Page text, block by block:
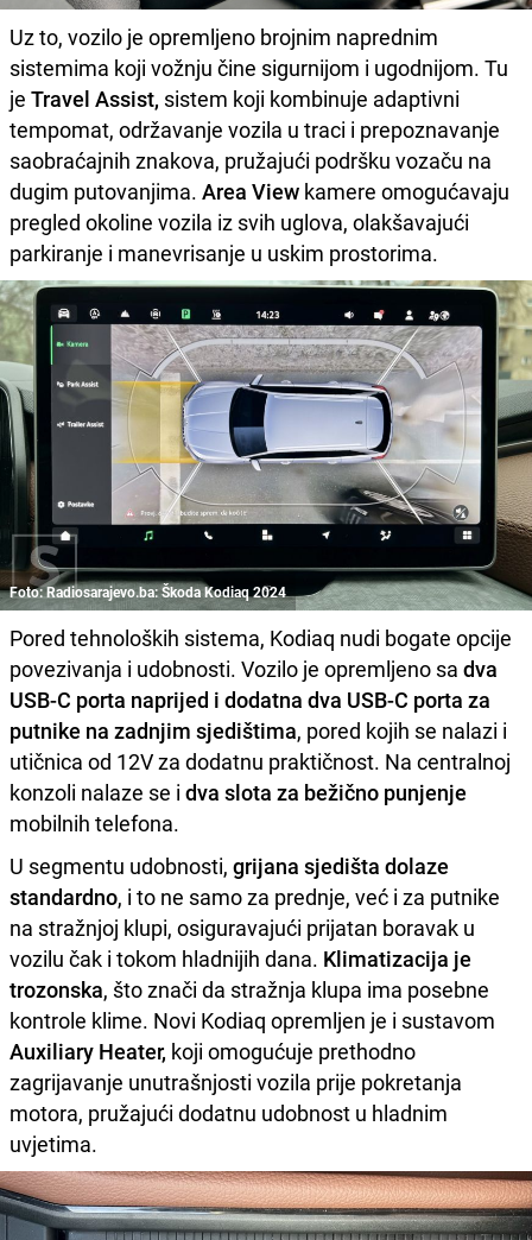
Uz to, vozilo je opremljeno brojnim naprednim
sistemima koji vožnju čine sigurnijom i ugodnijom. Tu
je Travel Assist, sistem koji kombinuje adaptivni
tempomat, održavanje vozila u traci i prepoznavanje
saobraćajnih znakova, pružajući podršku vozaču na
dugim putovanjima. Area View kamere omogućavaju
pregled okoline vozila iz svih uglova, olakšavajući
parkiranje i manevrisanje u uskim prostorima.
Foto: Radiosarajevo.ba: Škoda Kodiaq 2024
Pored tehnoloških sistema, Kodiaq nudi bogate opcije
povezivanja i udobnosti. Vozilo je opremljeno sa dva
USB-C porta naprijed i dodatna dva USB-C porta za
putnike na zadnjim sjedištima, pored kojih se nalazi i
utičnica od 12V za dodatnu praktičnost. Na centralnoj
konzoli nalaze se i dva slota za bežično punjenje
mobilnih telefona.
U segmentu udobnosti, grijana sjedišta dolaze
standardno, i to ne samo za prednje, već i za putnike
na stražnjoj klupi, osiguravajući prijatan boravak u
vozilu čak i tokom hladnijih dana. Klimatizacija je
trozonska, što znači da stražnja klupa ima posebne
kontrole klime. Novi Kodiaq opremljen je i sustavom
Auxiliary Heater, koji omogućuje prethodno
zagrijavanje unutrašnjosti vozila prije pokretanja
motora, pružajući dodatnu udobnost u hladnim
uvjetima.